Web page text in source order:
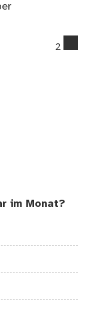
2
im Monat?